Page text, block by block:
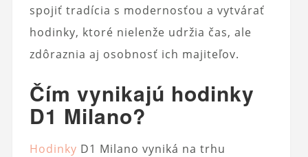
spojiť tradícia s modernosťou a vytvárať
hodinky, ktoré nielenže udržia čas, ale
zdôraznia aj osobnosť ich majiteľov.
Čím vynikajú hodinky
D1 Milano?
Hodinky D1 Milano vyniká na trhu